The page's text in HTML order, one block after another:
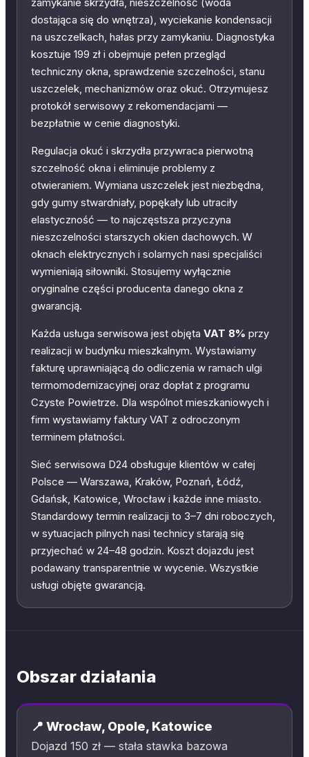
dostająca się do wnętrza), wyciekanie kondensacji
na uszczelkach, hałas przy zamykaniu. Diagnostyka
kosztuje 199 zł i obejmuje pełen przegląd
techniczny okna, sprawdzenie szczelności, stanu
uszczelek, mechanizmów oraz okuć. Otrzymujesz
protokół serwisowy z rekomendacjami —
bezpłatnie w cenie diagnostyki.
Regulacja okuć i skrzydła przywraca pierwotną
szczelność okna i eliminuje problemy z
otwieraniem. Wymiana uszczelek jest niezbędna,
gdy gumy stwardniały, popękały lub utraciły
elastyczność — to najczęstsza przyczyna
nieszczelności starszych okien dachowych. W
oknach elektrycznych i solarnych nasi specjaliści
wymieniają siłowniki. Stosujemy wyłącznie
oryginalne części producenta danego okna z
gwarancją.
Każda usługa serwisowa jest objęta VAT 8% przy
realizacji w budynku mieszkalnym. Wystawiamy
fakturę uprawniającą do odliczenia w ramach ulgi
termomodernizacyjnej oraz dopłat z programu
Czyste Powietrze. Dla wspólnot mieszkaniowych i
firm wystawiamy faktury VAT z odroczonym
terminem płatności.
Sieć serwisowa D24 obsługuje klientów w całej
Polsce — Warszawa, Kraków, Poznań, Łódź,
Gdańsk, Katowice, Wrocław i każde inne miasto.
Standardowy termin realizacji to 3–7 dni roboczych,
w sytuacjach pilnych nasi technicy starają się
przyjechać w 24–48 godzin. Koszt dojazdu jest
podawany transparentnie w wycenie. Wszystkie
usługi objęte gwarancją.
Obszar działania
📍 Wrocław, Opole, Katowice
Dojazd 150 zł — stała stawka bazowa